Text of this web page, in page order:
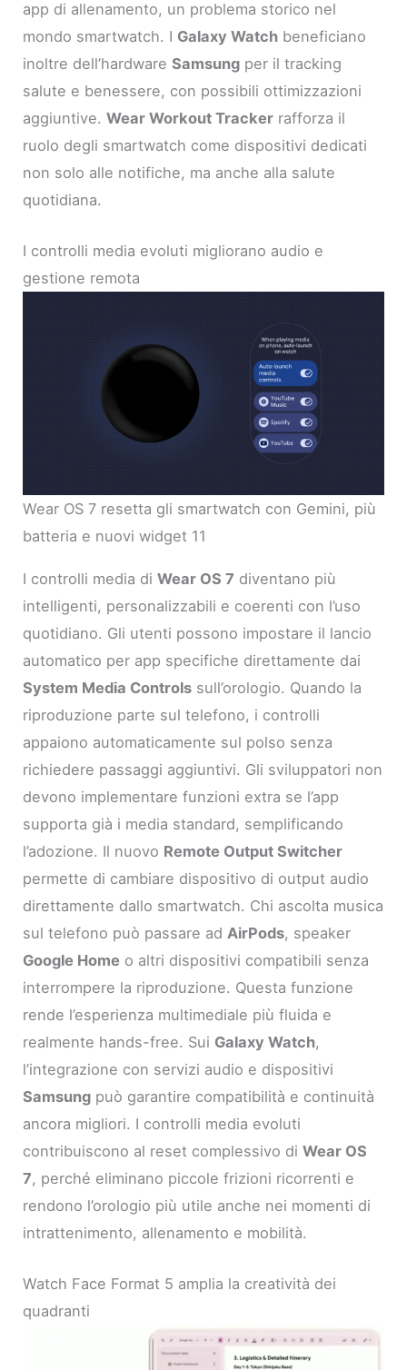
app di allenamento, un problema storico nel
mondo smartwatch. I Galaxy Watch beneficiano
inoltre dell’hardwareSamsung per il tracking
salute e benessere, con possibili ottimizzazioni
aggiuntive.Wear Workout Tracker rafforza il
ruolo degli smartwatch come dispositivi dedicati
non solo alle notifiche, ma anche alla salute
quotidiana.
I controlli media evoluti migliorano audio e
gestione remota
Wear OS 7 resetta gli smartwatch con Gemini, più
batteria e nuovi widget 11
I controlli media diWear OS 7 diventano più
intelligenti, personalizzabili e coerenti con l’uso
quotidiano. Gli utenti possono impostare il lancio
automatico per app specifiche direttamente dai
System Media Controls sull’orologio. Quando la
riproduzione parte sul telefono, i controlli
appaiono automaticamente sul polso senza
richiedere passaggi aggiuntivi. Gli sviluppatori non
devono implementare funzioni extra se l’app
supporta già i media standard, semplificando
l’adozione. Il nuovo Remote Output Switcher
permette di cambiare dispositivo di output audio
direttamente dallo smartwatch. Chi ascolta musica
sul telefono può passare ad AirPods, speaker
Google Home o altri dispositivi compatibili senza
interrompere la riproduzione. Questa funzione
rende l’esperienza multimediale più fluida e
realmente hands-free. Sui Galaxy Watch,
l’integrazione con servizi audio e dispositivi
Samsung può garantire compatibilità e continuità
ancora migliori. I controlli media evoluti
contribuiscono al reset complessivo diWear OS
7, perché eliminano piccole frizioni ricorrenti e
rendono l’orologio più utile anche nei momenti di
intrattenimento, allenamento e mobilità.
Watch Face Format 5 amplia la creatività dei
quadranti